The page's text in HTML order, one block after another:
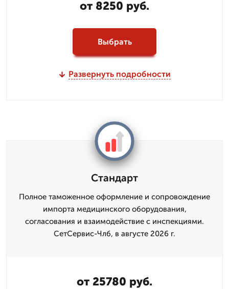
от 8250 руб.
Выбрать
Развернуть подробности
Стандарт
Полное таможенное оформление и сопровождение
импорта медицинского оборудования,
согласования и взаимодействие с инспекциями.
СетСервис-Члб, в августе 2026 г.
от 25780 руб.